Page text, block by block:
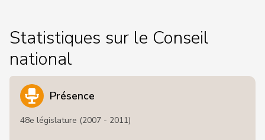
Statistiques sur le Conseil
national
Présence
48e législature (2007 - 2011)